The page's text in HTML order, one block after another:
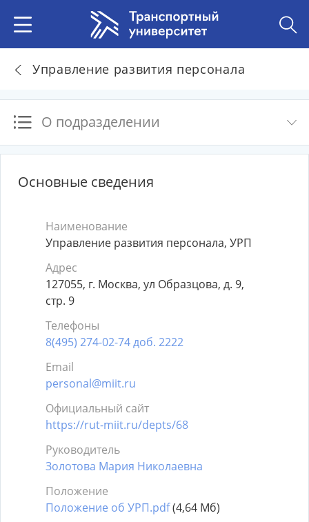
Управление развития персонала
О подразделении
Основные сведения
Наименование
Управление развития персонала, УРП
Адрес
127055, г. Москва, ул Образцова, д. 9,
стр. 9
Телефоны
8(495) 274-02-74 доб. 2222
Email
personal@miit.ru
Официальный сайт
https://rut-miit.ru/depts/68
Руководитель
Золотова Мария Николаевна
Положение
Положение об УРП.pdf(4,64 Мб)